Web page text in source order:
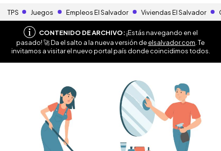
TPS Juegos Empleos El Salvador Viviendas El Salvador
CONTENIDO DE ARCHIVO:¡Estás navegando en el
pasado! 🚀 Da el salto a la nueva versión deelsalvador.com . Te
invitamos a visitar el nuevo portal país donde coincidimos todos.